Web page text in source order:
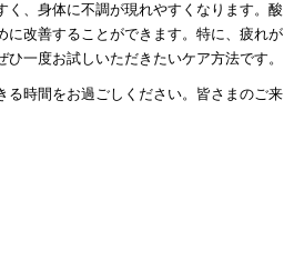
、身体に不調が現れやすくなります。酸
改善することができます。特に、疲れが
一度お試しいただきたいケア方法です。
る時間をお過ごしください。皆さまのご来